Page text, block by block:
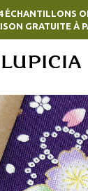
ÉCHANTILLONS
GRATUITE À